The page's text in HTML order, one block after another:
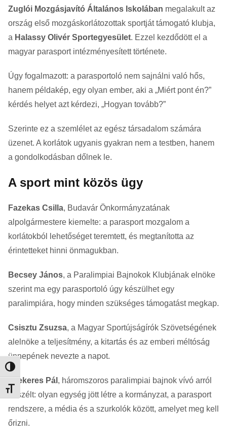
Nagy kontraszt váltása
Betűméret váltása
Zuglói Mozgásjavító Általános Iskolában megalakult az
ország első mozgáskorlátozottak sportját támogató klubja,
a Halassy Olivér Sportegyesület. Ezzel kezdődött el a
magyar parasport intézményesített története.
Úgy fogalmazott: a parasportoló nem sajnálni való hős,
hanem példakép, egy olyan ember, aki a „Miért pont én?”
kérdés helyet azt kérdezi, „Hogyan tovább?”
Szerinte ez a szemlélet az egész társadalom számára
üzenet. A korlátok ugyanis gyakran nem a testben, hanem
a gondolkodásban dőlnek le.
A sport mint közös ügy
Fazekas Csilla, Budavár Önkormányzatának
alpolgármestere kiemelte: a parasport mozgalom a
korlátokból lehetőséget teremtett, és megtanította az
érintetteket hinni önmagukban.
Becsey János, a Paralimpiai Bajnokok Klubjának elnöke
szerint ma egy parasportoló úgy készülhet egy
paralimpiára, hogy minden szükséges támogatást megkap.
Csisztu Zsuzsa, a Magyar Sportújságírók Szövetségének
alelnöke a teljesítmény, a kitartás és az emberi méltóság
ünnepének nevezte a napot.
Szekeres Pál , háromszoros paralimpiai bajnok vívó arról
beszélt: olyan egység jött létre a kormányzat, a parasport
rendszere, a média és a szurkolók között, amelyet meg kell
őrizni.